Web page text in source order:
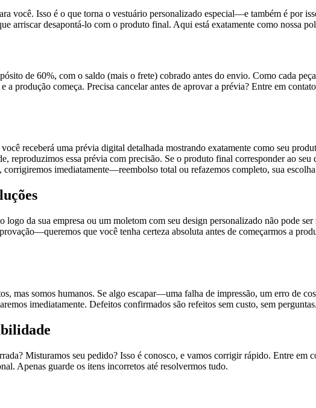
você. Isso é o que torna o vestuário personalizado especial—e também é por
arriscar desapontá-lo com o produto final. Aqui está exatamente como nossa
de 60%, com o saldo (mais o frete) cobrado antes do envio. Como cada
a produção começa. Precisa cancelar antes de aprovar a prévia? Entre em
receberá uma prévia digital detalhada mostrando exatamente como seu
reproduzimos essa prévia com precisão. Se o produto final corresponder ao
imediatamente—reembolso total ou refazemos completo, sua
logo da sua empresa ou um moletom com seu design personalizado não pode
que você tenha certeza absoluta antes de começarmos a
mas somos humanos. Se algo escapar—uma falha de impressão, um erro de
imediatamente. Defeitos confirmados são refeitos sem custo, sem
Misturamos seu pedido? Isso é conosco, e vamos corrigir rápido. Entre em
Apenas guarde os itens incorretos até resolvermos tudo.